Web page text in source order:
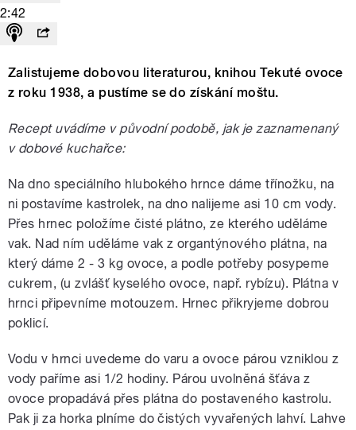
2:42
Zalistujeme dobovou literaturou, knihou Tekuté ovoce
z roku 1938, a pustíme se do získání moštu.
Recept uvádíme v původní podobě, jak je zaznamenaný
v dobové kuchařce:
Na dno speciálního hlubokého hrnce dáme třínožku, na
ni postavíme kastrolek, na dno nalijeme asi 10 cm vody.
Přes hrnec položíme čisté plátno, ze kterého uděláme
vak. Nad ním uděláme vak z organtýnového plátna, na
který dáme 2 - 3 kg ovoce, a podle potřeby posypeme
cukrem, (u zvlášť kyselého ovoce, např. rybízu). Plátna v
hrnci připevníme motouzem. Hrnec přikryjeme dobrou
poklicí.
Vodu v hrnci uvedeme do varu a ovoce párou vzniklou z
vody paříme asi 1/2 hodiny. Párou uvolněná šťáva z
ovoce propadává přes plátna do postaveného kastrolu.
Pak ji za horka plníme do čistých vyvařených lahví. Lahve